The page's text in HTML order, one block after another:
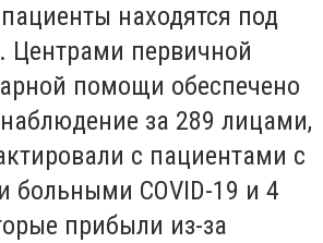
находятся под
Центрами первичной
помощи обеспечено
за 289 лицами,
с пациентами с
больными COVID-19 и 4
прибыли из-за